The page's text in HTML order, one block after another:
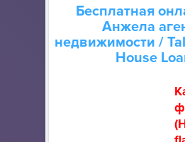
Бесплатная
Анжела
недвижимости /
House